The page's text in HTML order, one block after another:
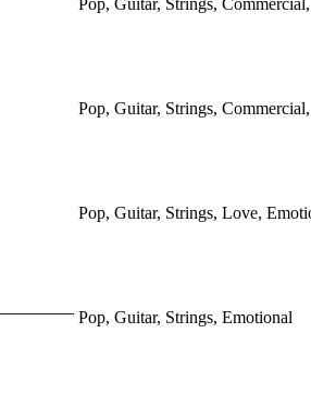
Pop, Guitar, Strings,
Pop, Guitar, Strings, Love,
Pop, Guitar, Strings, Emotional